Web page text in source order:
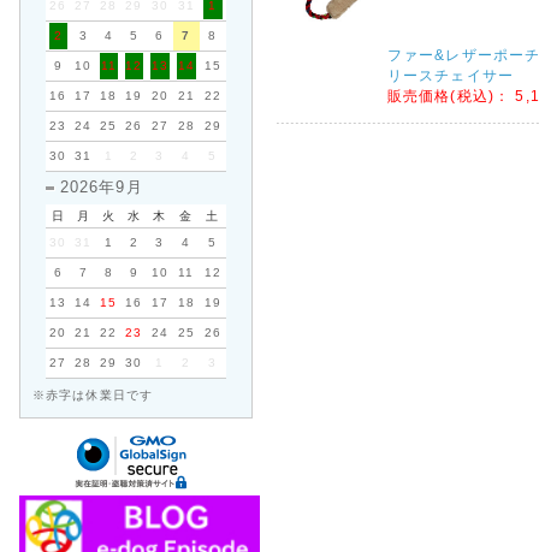
26
27 28 29 30 31 1
2 3 4 5 6 7 8
9 10 11 12 13 14 15
16 17 18 19 20 21 22
23 24 25 26 27 28 29
30 31 1 2 3 4 5
2026年9月
日 月 火 水 木 金
土
30
31 1 2 3 4 5
6 7 8 9 10 11 12
13 14 15 16 17 18 19
20 21 22 23 24 25 26
27 28 29 30 1 2 3
※赤字は休業日です
ファー&レザーポー
リースチェイサー
販売価格(税込)：